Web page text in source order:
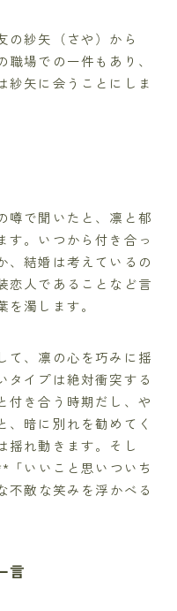
の紗矢（さや）から
職場での一件もあり、
紗矢に会うことにしま
噂で聞いたと、凛と郁
す。いつから付き合っ
、結婚は考えているの
恋人であることなど言
濁します。
て、凛の心を巧みに揺
タイプは絶対衝突する
付き合う時期だし、や
、暗に別れを勧めてく
揺れ動きます。そし
「いいこと思いついち
不敵な笑みを浮かべる
言